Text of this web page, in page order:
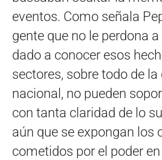
eventos. Como señala
gente que no le perdona
dado a conocer esos
sectores, sobre todo de la
nacional, no pueden
con tanta claridad de lo
aún que se expongan los
cometidos por el poder